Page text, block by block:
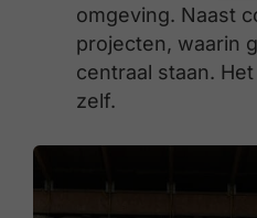
omgeving. Naast
projecten, waarin
centraal staan.
zelf.